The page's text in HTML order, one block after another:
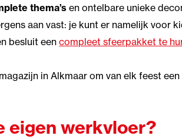
thema’s en ontelbare unieke
aan vast: je kunt er namelijk voor
besluit eencompleet sfeerpakket te
in Alkmaar om van elk feest
eigen werkvloer?